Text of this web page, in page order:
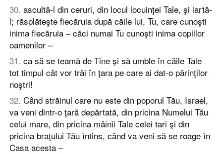
30. ascultă-l din ceruri, din locul locuinţei Tale, şi iartă-
l; răsplăteşte fiecăruia după căile lui, Tu, care cunoşti
inima fiecăruia – căci numai Tu cunoşti inima copiilor
oamenilor –
31. ca să se teamă de Tine şi să umble în căile Tale
tot timpul cât vor trăi în ţara pe care ai dat-o părinţilor
noştri!
32. Când străinul care nu este din poporul Tău, Israel,
va veni dintr-o ţară depărtată, din pricina Numelui Tău
celui mare, din pricina mâinii Tale celei tari şi din
pricina braţului Tău întins, când va veni să se roage în
Casa acesta –